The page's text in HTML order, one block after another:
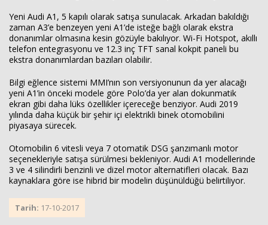
Yeni Audi A1, 5 kapılı olarak satışa sunulacak. Arkadan bakıldığı
zaman A3’e benzeyen yeni A1’de isteğe bağlı olarak ekstra
donanımlar olmasına kesin gözüyle bakılıyor. Wi-Fi Hotspot, akıllı
telefon entegrasyonu ve 12.3 inç TFT sanal kokpit paneli bu
ekstra donanımlardan bazıları olabilir.
Bilgi eğlence sistemi MMI’nın son versiyonunun da yer alacağı
yeni A1’in önceki modele göre Polo’da yer alan dokunmatik
ekran gibi daha lüks özellikler içereceğe benziyor. Audi 2019
yılında daha küçük bir şehir içi elektrikli binek otomobilini
piyasaya sürecek.
Otomobilin 6 vitesli veya 7 otomatik DSG şanzımanlı motor
seçenekleriyle satışa sürülmesi bekleniyor. Audi A1 modellerinde
3 ve 4 silindirli benzinli ve dizel motor alternatifleri olacak. Bazı
kaynaklara göre ise hibrid bir modelin düşünüldüğü belirtiliyor.
Tarih: 17-10-2017